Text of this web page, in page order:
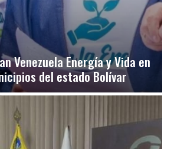
Venezuela Energía y Vida en
del estado Bolívar